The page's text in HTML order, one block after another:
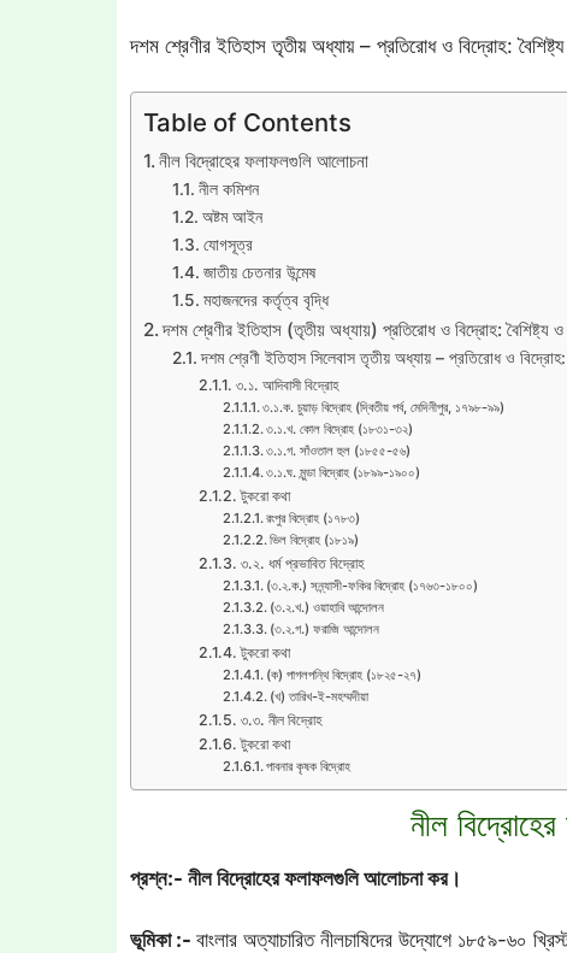
দশম শ্রেণীর ইতিহাস তৃতীয় অধ্যায় – প্রতিরোধ ও বিদ্রোহ:
Table of Contents
নীল বিদ্রোহের ফলাফলগুলি আলোচনা
নীল কমিশন
অষ্টম আইন
যোগসূত্র
জাতীয় চেতনার উন্মেষ
মহাজনদের কর্তৃত্ব বৃদ্ধি
দশম শ্রেণীর ইতিহাস (তৃতীয় অধ্যায়) প্রতিরোধ ও বিদ্রোহ: বৈশিষ্ট্য
দশম শ্রেণী ইতিহাস সিলেবাস তৃতীয় অধ্যায় – প্রতিরোধ ও বিদ্রোহ:
৩.১. আদিবাসী বিদ্রোহ
৩.১.ক. চুয়াড় বিদ্রোহ (দ্বিতীয় পর্ব, মেদিনীপুর, ১৭৯৮-৯৯)
৩.১.খ. কোল বিদ্রোহ (১৮৩১-৩২)
৩.১.গ. সাঁওতাল হুল (১৮৫৫-৫৬)
৩.১.ঘ. মুন্ডা বিদ্রোহ (১৮৯৯-১৯০০)
টুকরো কথা
রংপুর বিদ্রোহ (১৭৮৩)
ভিল বিদ্রোহ (১৮১৯)
৩.২. ধর্ম প্রভাবিত বিদ্রোহ
(৩.২.ক.) সন্ন্যাসী-ফকির বিদ্রোহ (১৭৬৩-১৮০০)
(৩.২.খ.) ওয়াহাবি আন্দোলন
(৩.২.গ.) ফরাজি আন্দোলন
টুকরো কথা
(ক) পাগলপন্থি বিদ্রোহ (১৮২৫-২৭)
(খ) তারিখ-ই-মহম্মদীয়া
৩.৩. নীল বিদ্রোহ
টুকরো কথা
পাবনার কৃষক বিদ্রোহ
নীল
প্রশ্ন:- নীল বিদ্রোহের ফলাফলগুলি আলোচনা কর।
ভূমিকা :- বাংলার অত্যাচারিত নীলচাষিদের উদ্যোগে ১৮৫৯-৬০